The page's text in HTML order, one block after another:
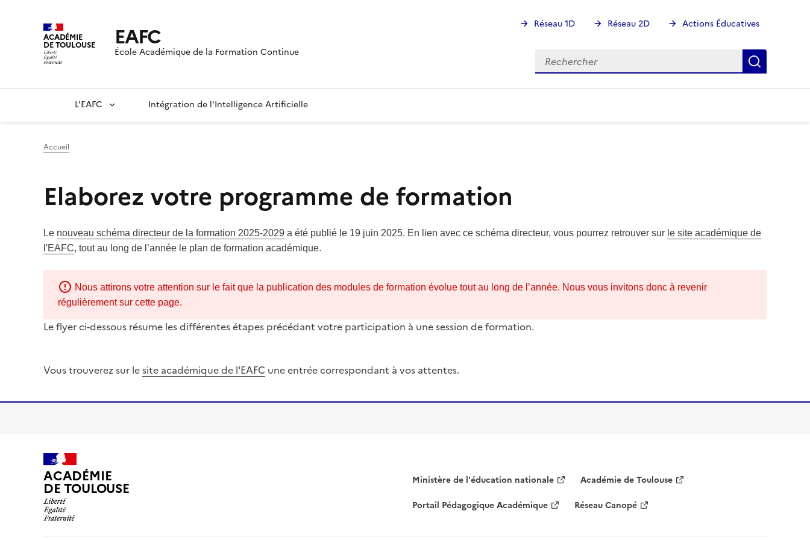
ACADÉMIE
DE TOULOUSE EAFC
École Académique de la Formation Continue
Réseau 1D Réseau 2D Actions Éducatives
Rechercher
Rechercher
L'EAFC Intégration de l'Intelligence Artificielle
Accueil
Elaborez votre programme de formation
Le nouveau schéma directeur de la formation 2025-2029 a été publié le 19 juin 2025. En lien avec ce schéma directeur, vous pourrez retrouver sur le site académique de
l'EAFC, tout au long de l’année le plan de formation académique.
Nous attirons votre attention sur le fait que la publication des modules de formation évolue tout au long de l’année. Nous vous invitons donc à revenir
régulièrement sur cette page.
Le flyer ci-dessous résume les différentes étapes précédant votre participation à une session de formation.
Vous trouverez sur lesite académique de l'EAFC une entrée correspondant à vos attentes.
ACADÉMIE
DE TOULOUSE Ministère de l'éducation nationale
Académie de Toulouse
Portail Pédagogique Académique
Réseau Canopé